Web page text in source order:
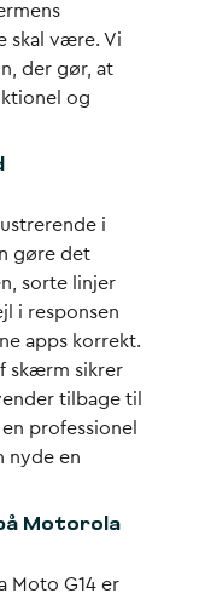
skal være. Vi
der gør, at
og
i
gøre det
sorte linjer
i responsen
apps korrekt.
skærm sikrer
tilbage til
professionel
nyde en
Motorola
Moto G14 er